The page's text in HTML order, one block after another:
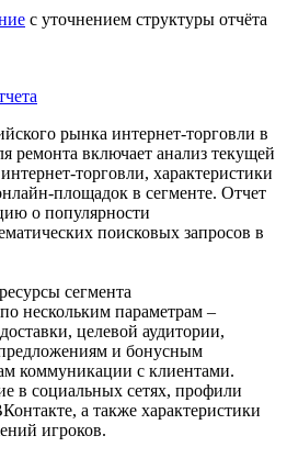
с уточнением структуры отчёта
рынка интернет-торговли в
ремонта включает анализ текущей
торговли, характеристики
площадок в сегменте. Отчет
о популярности
поисковых запросов в
сегмента
нескольким параметрам –
целевой аудитории,
и бонусным
коммуникации с клиентами.
в социальных сетях, профили
а также характеристики
игроков.